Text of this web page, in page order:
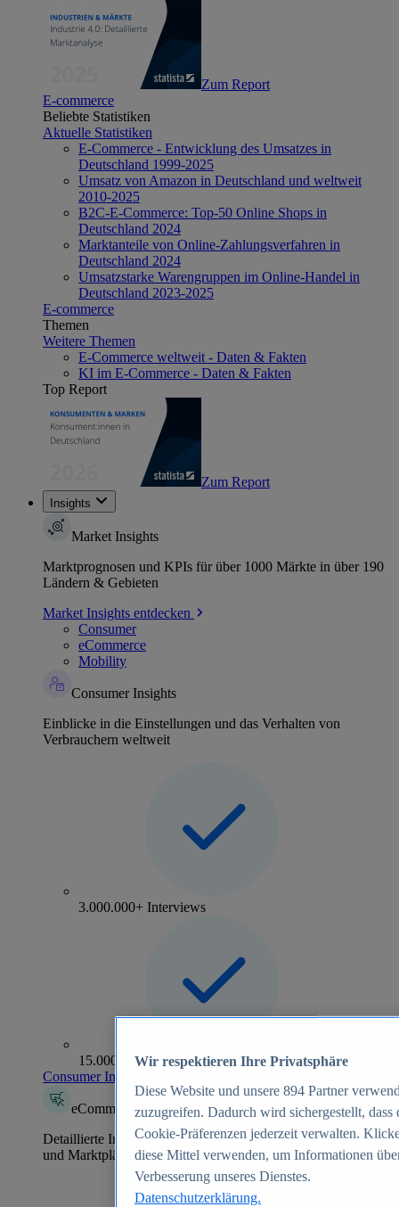
Zum Report
E-commerce
Beliebte Statistiken
Aktuelle Statistiken
E-Commerce - Entwicklung des Umsatzes in
Deutschland 1999-2025
Umsatz von Amazon in Deutschland und weltweit
2010-2025
B2C-E-Commerce: Top-50 Online Shops in
Deutschland 2024
Marktanteile von Online-Zahlungsverfahren in
Deutschland 2024
Umsatzstarke Warengruppen im Online-Handel in
Deutschland 2023-2025
E-commerce
Themen
Weitere Themen
E-Commerce weltweit - Daten & Fakten
KI im E-Commerce - Daten & Fakten
Top Report
Zum Report
Insights
Market Insights
Marktprognosen und KPIs für über 1000 Märkte in über 190
Ländern & Gebieten
Market Insights entdecken
Consumer
eCommerce
Mobility
Consumer Insights
Einblicke in die Einstellungen und das Verhalten von
Verbrauchern weltweit
3.000.000+ Interviews
15.000+ Marken
Consumer Insights entdecken
eCommerce Insights
Detaillierte Informationen zu mehr als 39.000 Online-Shops
und Marktplätzen
Wir respektieren Ihre Privatsphäre
Diese Website und unsere 894 Partner
zuzugreifen. Dadurch wird sichergestellt,
Cookie-Präferenzen jederzeit verwalten.
diese Mittel verwenden, um Informationen
Verbesserung unseres Dienstes.
Datenschutzerklärung.